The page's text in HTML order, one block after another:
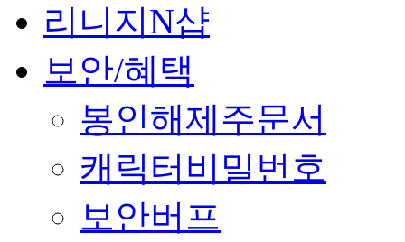
리니지N샵
보안/혜택
봉인해제주문서
캐릭터비밀번호
보안버프